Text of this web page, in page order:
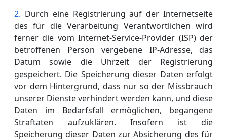
Durch eine Registrierung auf der Internetseite
des für die Verarbeitung Verantwortlichen wird
ferner die vom Internet-Service-Provider (ISP) der
betroffenen Person vergebene IP-Adresse, das
Datum sowie die Uhrzeit der Registrierung
gespeichert. Die Speicherung dieser Daten erfolgt
vor dem Hintergrund, dass nur so der Missbrauch
unserer Dienste verhindert werden kann, und diese
Daten im Bedarfsfall ermöglichen, begangene
Straftaten aufzuklären. Insofern ist die
Speicherung dieser Daten zur Absicherung des für